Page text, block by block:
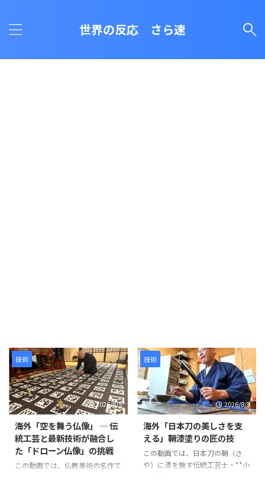
世界の反応 さら速
技術
2026/8/5
海外「空を舞う仏像」 ― 伝
統工芸と最新技術が融合し
た「ドローン仏像」の挑戦
この動画では、仏教美術の名作で
技術
2026/8/5
海外「日本刀の美しさを支
える」鞘漆塗りの匠の技
この動画では、日本刀の鞘（さ
や）に漆を施す伝統工芸士・**小